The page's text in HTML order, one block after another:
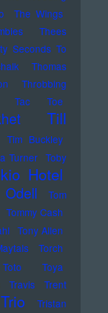
The Wings
Thees
Seconds To
Thomas
Throbbing
Tac Toe
Till
Tim Buckley
Turner Toby
Hotel
Tom
Tommy Cash
Tony Allen
Torch
Toto
Toya
Travis
Trent
Trio
Tristan